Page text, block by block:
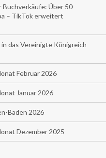
Über 50
– TikTok erweitert
das Vereinigte Königreich
Februar 2026
Januar 2026
Baden 2026
Dezember 2025